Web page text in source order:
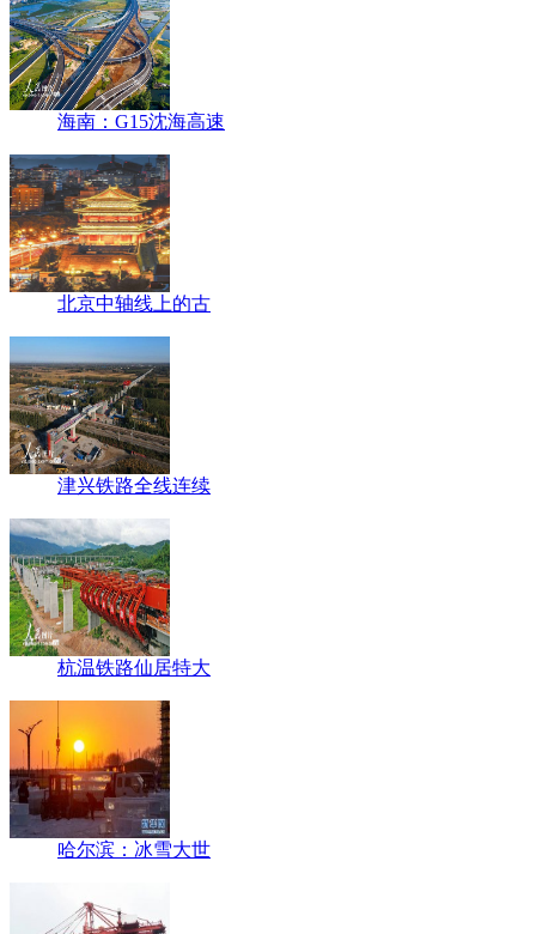
海南：G15沈海高速
北京中轴线上的古
津兴铁路全线连续
杭温铁路仙居特大
哈尔滨：冰雪大世